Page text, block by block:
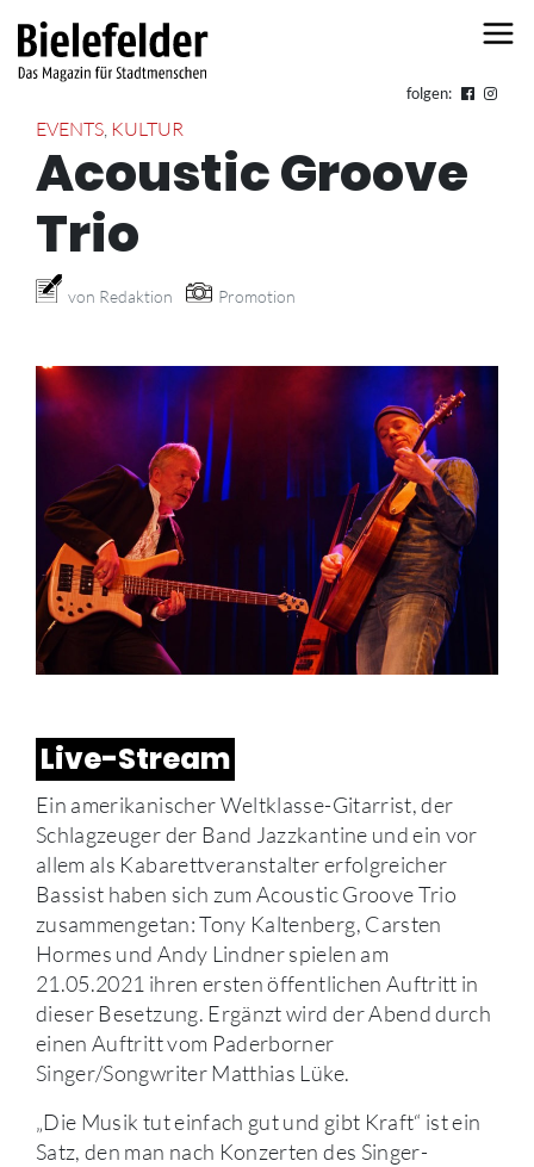
folgen:
EVENTS, KULTUR
Acoustic Groove
Trio
von Redaktion Promotion
Live-Stream
Ein amerikanischer Weltklasse-Gitarrist, der
Schlagzeuger der Band Jazzkantine und ein vor
allem als Kabarettveranstalter erfolgreicher
Bassist haben sich zum Acoustic Groove Trio
zusammengetan: Tony Kaltenberg, Carsten
Hormes und Andy Lindner spielen am
21.05.2021 ihren ersten öffentlichen Auftritt in
dieser Besetzung. Ergänzt wird der Abend durch
einen Auftritt vom Paderborner
Singer/Songwriter Matthias Lüke.
„Die Musik tut einfach gut und gibt Kraft“ ist ein
Satz, den man nach Konzerten des Singer-